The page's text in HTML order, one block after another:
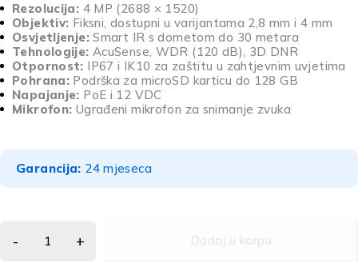
Rezolucija: 4 MP (2688 × 1520)
Objektiv: Fiksni, dostupni u varijantama 2,8 mm i 4 mm
Osvjetljenje:Smart IR s dometom do 30 metara
Tehnologije: AcuSense, WDR (120 dB), 3D DNR
Otpornost: IP67 i IK10 za zaštitu u zahtjevnim uvjetima
Pohrana: Podrška za microSD karticu do 128 GB
Napajanje: PoE i 12 VDC
Mikrofon: Ugrađeni mikrofon za snimanje zvuka
Garancija: 24 mjeseca
Dodaj u korpu